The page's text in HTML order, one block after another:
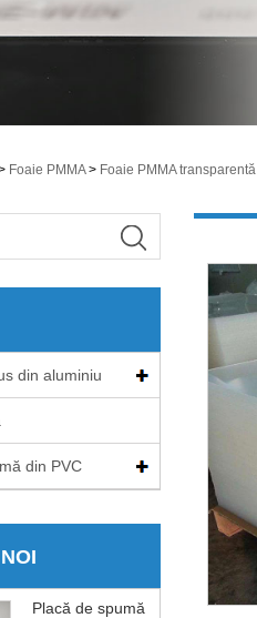
Foaie PMMA> Foaie PMMA transparentă
din aluminiu
din PVC
Placă de spumă